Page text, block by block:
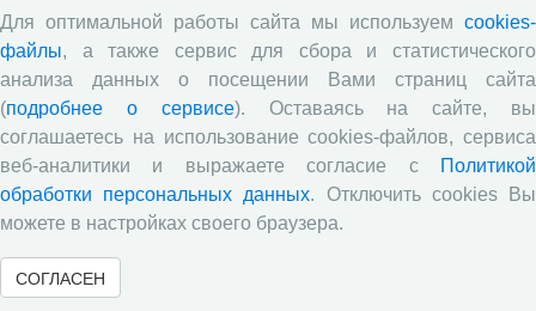
за выборами в Общественной палате Вологодской
области
Опубликованы материалы X юбилейной
Всероссийской научно-практической конференции с
международным участием «Стратегия и тактика
реализации социально-экономических реформ:
национальные приоритеты и проекты», приуроченной к
35-летию Центра
Опубликованы материалы XI Международной научно-
практической интернет-конференции «Глобальные
вызовы и региональное развитие в зеркале
социологических измерений»
Для оптимальной работы сайта мы используем cookies-
файлы, а также сервис для сбора и статистического
анализа данных о посещении Вами страниц сайта
(подробнее о сервисе). Оставаясь на сайте, вы
соглашаетесь на использование cookies-файлов, сервиса
веб-аналитики и выражаете согласие с
Политикой
обработки персональных данных. Отключить cookies Вы
можете в настройках своего браузера.
СОГЛАСЕН